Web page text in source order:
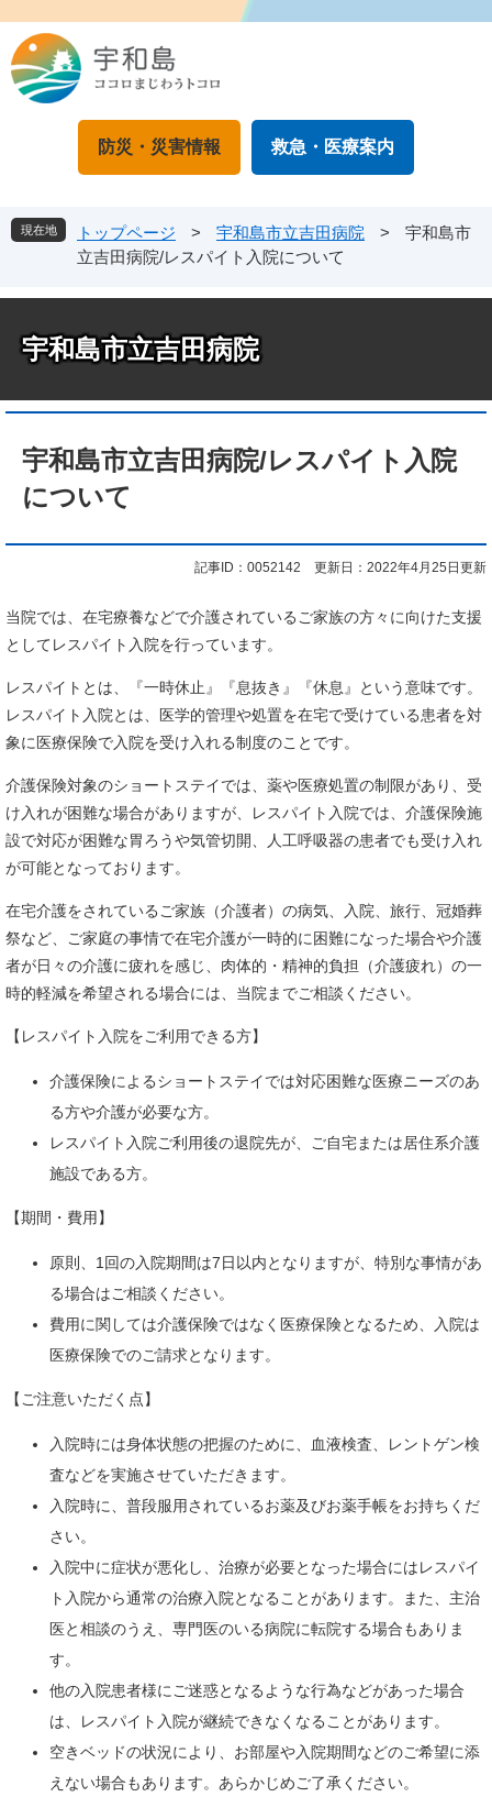
ジ
の
ュ
ー
本
文
防災・災害情報 救急・医療案内
現在地 トップページ > 宇和島市立吉田病院 >
宇和島市
立吉田病院/レスパイト入院について
宇和島市立吉田病院
宇和島市立吉田病院/レスパイト入院
について
記事ID：0052142 更新日：2022年4月25日更新
当院では、在宅療養などで介護されているご家族の方々に向けた支援
としてレスパイト入院を行っています。
レスパイトとは、『一時休止』『息抜き』『休息』という意味です。
レスパイト入院とは、医学的管理や処置を在宅で受けている患者を対
象に医療保険で入院を受け入れる制度のことです。
介護保険対象のショートステイでは、薬や医療処置の制限があり、受
け入れが困難な場合がありますが、レスパイト入院では、介護保険施
設で対応が困難な胃ろうや気管切開、人工呼吸器の患者でも受け入れ
が可能となっております。
在宅介護をされているご家族（介護者）の病気、入院、旅行、冠婚葬
祭など、ご家庭の事情で在宅介護が一時的に困難になった場合や介護
者が日々の介護に疲れを感じ、肉体的・精神的負担（介護疲れ）の一
時的軽減を希望される場合には、当院までご相談ください。
【レスパイト入院をご利用できる方】
介護保険によるショートステイでは対応困難な医療ニーズのあ
る方や介護が必要な方。
レスパイト入院ご利用後の退院先が、ご自宅または居住系介護
施設である方。
【期間・費用】
原則、1回の入院期間は7日以内となりますが、特別な事情があ
る場合はご相談ください。
費用に関しては介護保険ではなく医療保険となるため、入院は
医療保険でのご請求となります。
【ご注意いただく点】
入院時には身体状態の把握のために、血液検査、レントゲン検
査などを実施させていただきます。
入院時に、普段服用されているお薬及びお薬手帳をお持ちくだ
さい。
入院中に症状が悪化し、治療が必要となった場合にはレスパイ
ト入院から通常の治療入院となることがあります。また、主治
医と相談のうえ、専門医のいる病院に転院する場合もありま
す。
他の入院患者様にご迷惑となるような行為などがあった場合
は、レスパイト入院が継続できなくなることがあります。
空きベッドの状況により、お部屋や入院期間などのご希望に添
えない場合もあります。あらかじめご了承ください。